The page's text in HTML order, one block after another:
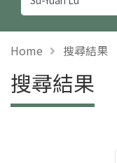
Home 搜尋結果
搜尋結果